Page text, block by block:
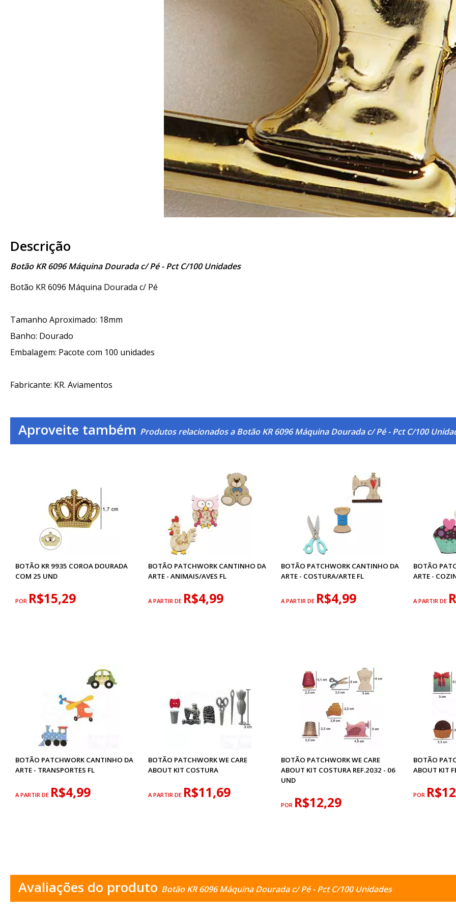
Descrição
Botão KR 6096 Máquina Dourada c/ Pé - Pct C/100 Unidades
Botão KR 6096 Máquina Dourada c/ Pé
Tamanho Aproximado: 18mm
Banho: Dourado
Embalagem: Pacote com 100 unidades
Fabricante: KR. Aviamentos
Aproveite também Produtos relacionados a Botão KR 6096 Máquina Dourada c/ Pé - Pct C/100
BOTÃO KR 9935 COROA DOURADA
COM 25 UND
POR R$15,29
BOTÃO PATCHWORK CANTINHO DA
ARTE - ANIMAIS/AVES FL
A PARTIR DE R$4,99
BOTÃO PATCHWORK CANTINHO DA
ARTE - COSTURA/ARTE FL
A PARTIR DE R$4,99
BOTÃO
ARTE -
A PARTIR DE
BOTÃO PATCHWORK CANTINHO DA
ARTE - TRANSPORTES FL
A PARTIR DE R$4,99
BOTÃO PATCHWORK WE CARE
ABOUT KIT COSTURA
A PARTIR DE R$11,69
BOTÃO PATCHWORK WE CARE
ABOUT KIT COSTURA REF.2032 - 06
UND
POR R$12,29
BOTÃO
ABOUT KIT
POR
Avaliações do produto Botão KR 6096 Máquina Dourada c/ Pé - Pct C/100 Unidades